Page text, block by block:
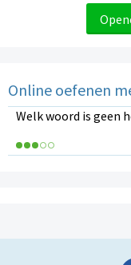
Online oefenen
Welk woord is geen